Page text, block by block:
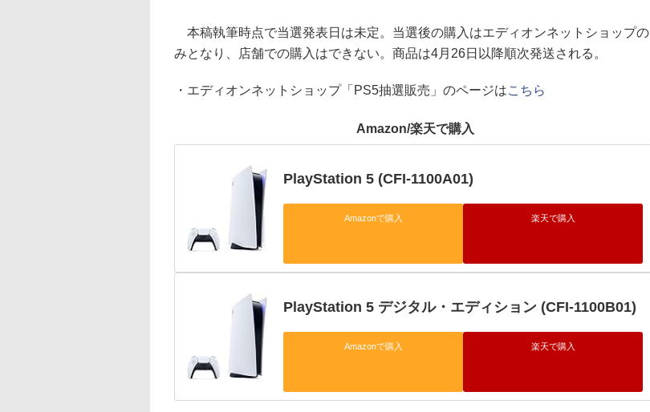
本稿執筆時点で当選発表日は未定。当選後の購入はエディオンネットショップの
みとなり、店舗での購入はできない。商品は4月26日以降順次発送される。
・エディオンネットショップ「PS5抽選販売」のページはこちら
Amazon/楽天で購入
PlayStation 5 (CFI-1100A01)
Amazonで購入 楽天で購入
PlayStation 5 デジタル・エディション (CFI-1100B01)
Amazonで購入 楽天で購入